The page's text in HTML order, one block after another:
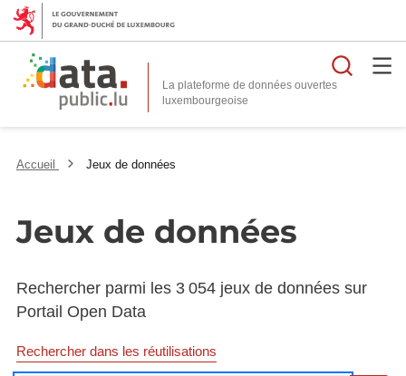
La plateforme de données ouvertes
Accueil Jeux de données
Jeux de données
Rechercher parmi les 3 054 jeux de données sur
Portail Open Data
Rechercher dans les réutilisations